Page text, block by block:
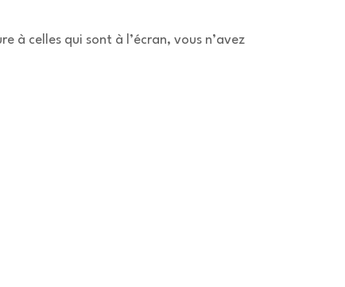
à celles qui sont à l’écran, vous n’avez